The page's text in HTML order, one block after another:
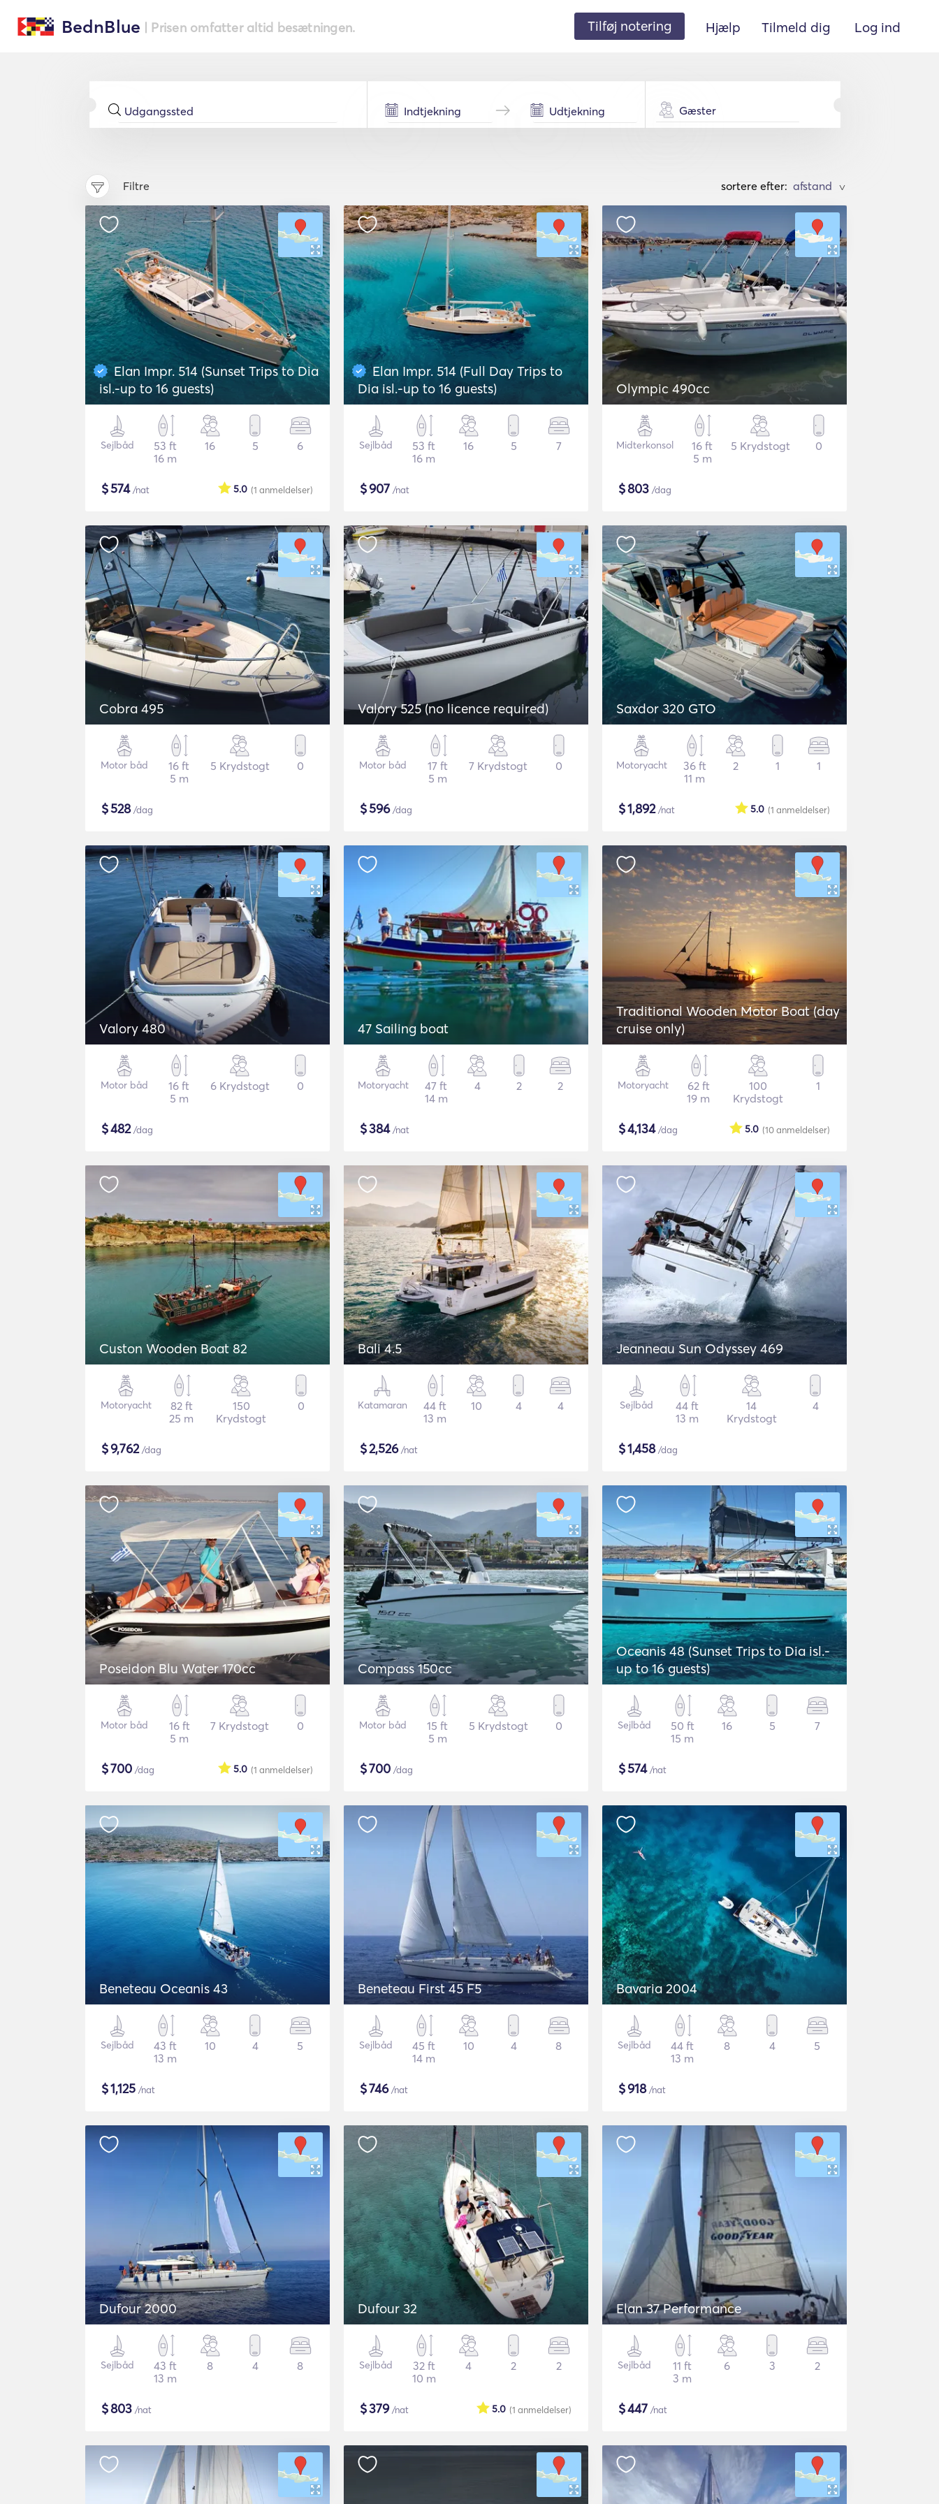
BednBlue | Prisen omfatter altid besætningen. Tilføj notering Hjælp Tilmeld dig Log ind
Gæster
Filtre sortere efter: >
Elan Impr. 514 (Sunset Trips to Dia
isl.-up to 16 guests)
Sejlbåd
53 ft
16 m
16 5 6
$574/nat (1 anmeldelser)
5.0
Elan Impr. 514 (Full Day Trips to
Dia isl.-up to 16 guests)
Sejlbåd
53 ft
16 m
16 5 7
$907 /nat
Olympic 490cc
Midterkonsol
16 ft
5 m
5 Krydstogt 0
$803 /dag
Cobra 495
Motor båd
16 ft
5 m
5 Krydstogt 0
$528/dag
Valory 525 (no licence required)
Motor båd
17 ft
5 m
7 Krydstogt 0
$596/dag
Saxdor 320 GTO
Motoryacht
36 ft
11 m
2 1 1
$1,892/nat (1 anmeldelser)
5.0
Valory 480
Motor båd
16 ft
5 m
6 Krydstogt 0
$482/dag
47 Sailing boat
Motoryacht
47 ft
14 m
4 2 2
$384/nat
Traditional Wooden Motor Boat (day
cruise only)
Motoryacht
62 ft
19 m
100
Krydstogt
1
$4,134/dag (10anmeldelser)
5.0
Custon Wooden Boat 82
Motoryacht
82 ft
25 m
150
Krydstogt
0
$9,762/dag
Bali 4.5
Katamaran
44 ft
13 m
10 4 4
$2,526/nat
Jeanneau Sun Odyssey 469
Sejlbåd
44 ft
13 m
14
Krydstogt
4
$1,458/dag
Poseidon Blu Water 170cc
Motor båd
16 ft
5 m
7 Krydstogt 0
$700 /dag (1 anmeldelser)
5.0
Compass 150cc
Motor båd
15 ft
5 m
5 Krydstogt 0
$700 /dag
Oceanis 48 (Sunset Trips to Dia isl.-
up to 16 guests)
Sejlbåd
50 ft
15 m
16 5 7
$574/nat
Beneteau Oceanis 43
Sejlbåd
43 ft
13 m
10 4 5
$1,125 /nat
Beneteau First 45 F5
Sejlbåd
45 ft
14 m
10 4 8
$746/nat
Bavaria 2004
Sejlbåd
44 ft
13 m
8 4 5
$918/nat
Dufour 2000
Sejlbåd
43 ft
13 m
8 4 8
$803 /nat
Dufour 32
Sejlbåd
32 ft
10 m
4 2 2
$379/nat (1 anmeldelser)
5.0
Elan 37 Performance
Sejlbåd
11 ft
3 m
6 3 2
$447 /nat